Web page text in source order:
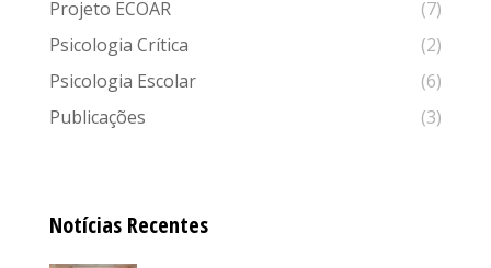
Projeto ECOAR
(7)
Psicologia Crítica
(2)
Psicologia Escolar
(6)
Publicações
(3)
Notícias Recentes